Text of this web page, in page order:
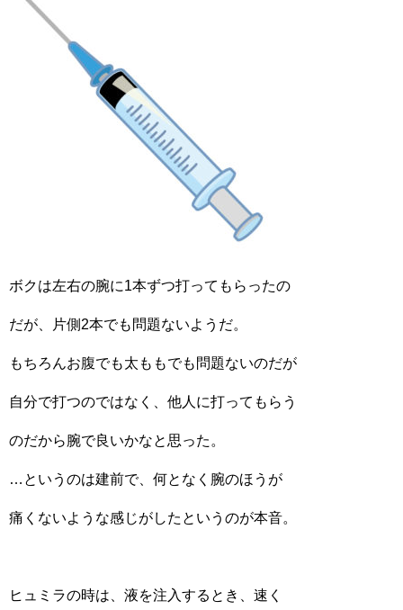
ボクは左右の腕に1本ずつ打ってもらったの
だが、片側2本でも問題ないようだ。
もちろんお腹でも太ももでも問題ないのだが
自分で打つのではなく、他人に打ってもらう
のだから腕で良いかなと思った。
…というのは建前で、何となく腕のほうが
痛くないような感じがしたというのが本音。
ヒュミラの時は、液を注入するとき、速く